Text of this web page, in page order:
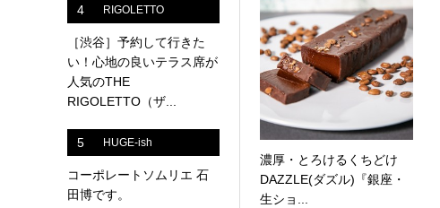
濃厚・とろけるくちどけ
DAZZLE(ダズル)『銀座・
生ショ...
4 RIGOLETTO
［渋谷］予約して行きた
い！心地の良いテラス席が
人気のTHE
RIGOLETTO（ザ...
5 HUGE-ish
コーポレートソムリエ 石
田博です。